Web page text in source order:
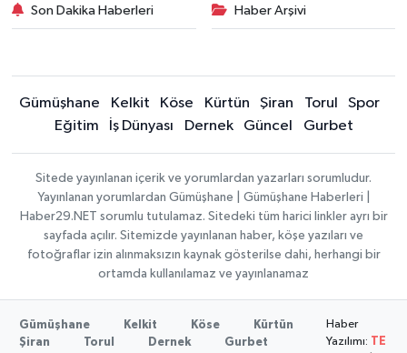
Son Dakika Haberleri Haber Arşivi
Gümüşhane Kelkit Köse Kürtün Şiran Torul
Spor
Eğitim
İş Dünyası Dernek Güncel Gurbet
Sitede yayınlanan içerik ve yorumlardan yazarları sorumludur.
Yayınlanan yorumlardan Gümüşhane | Gümüşhane Haberleri |
Haber29.NET sorumlu tutulamaz. Sitedeki tüm harici linkler ayrı bir
sayfada açılır. Sitemizde yayınlanan haber, köşe yazıları ve
fotoğraflar izin alınmaksızın kaynak gösterilse dahi, herhangi bir
ortamda kullanılamaz ve yayınlanamaz
Gümüşhane Kelkit Köse
Kürtün
Şiran
Torul Dernek Gurbet
Haber
Yazılımı:
TE